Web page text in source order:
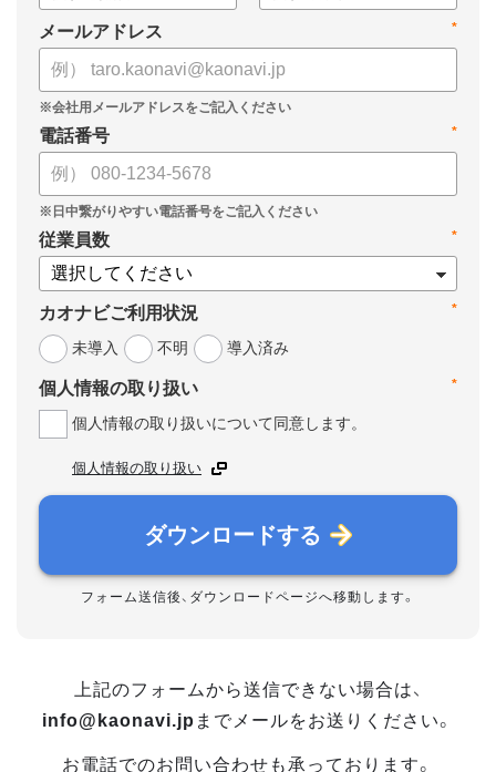
*
メールアドレス
*
電話番号
*
従業員数
*
カオナビご利用状況
未導入
不明 導入済み
*
個人情報の取り扱い
個人情報の取り扱いについて同意します。
個人情報の取り扱い
ダウンロードする
フォーム送信後、ダウンロードページへ移動します。
上記のフォームから送信できない場合は、
info@kaonavi.jp までメールをお送りください。
お電話でのお問い合わせも承っております。